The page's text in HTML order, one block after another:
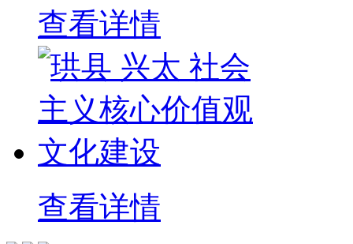
查看详情
查看详情